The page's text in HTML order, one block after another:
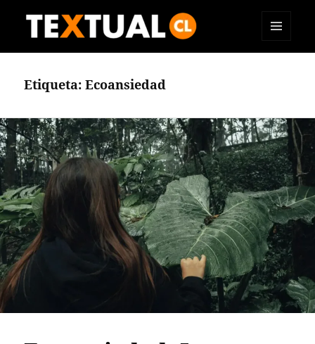
Etiqueta:Ecoansiedad